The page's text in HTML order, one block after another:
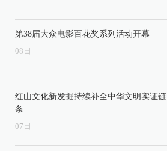
第38届大众电影百花奖系列活动开幕
08 日
红山文化新发掘持续补全中华文明实证链
条
07 日